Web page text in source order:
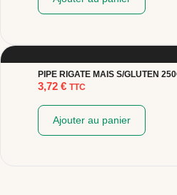
PIPE RIGATE MAIS S/GLUTEN
3,72 € TTC
Ajouter au panier